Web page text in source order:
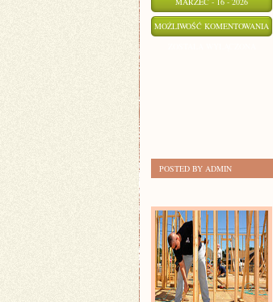
MOŻLIWOŚĆ KOMENTOWANIA
POSTED BY ADMIN